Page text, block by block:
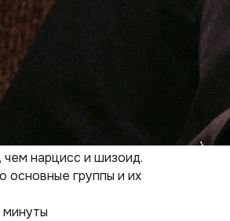
нарцисс и шизоид.
основные группы и их